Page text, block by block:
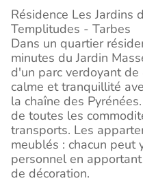
Résidence Les Jardins
Templitudes - Tarbes
Dans un quartier
minutes du Jardin
d'un parc verdoyant
calme et tranquillité
la chaîne des
de toutes les
transports. Les
meublés : chacun peut
personnel en
de décoration.